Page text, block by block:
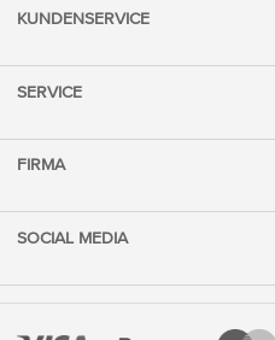
KUNDENSERVICE
SERVICE
FIRMA
SOCIAL MEDIA